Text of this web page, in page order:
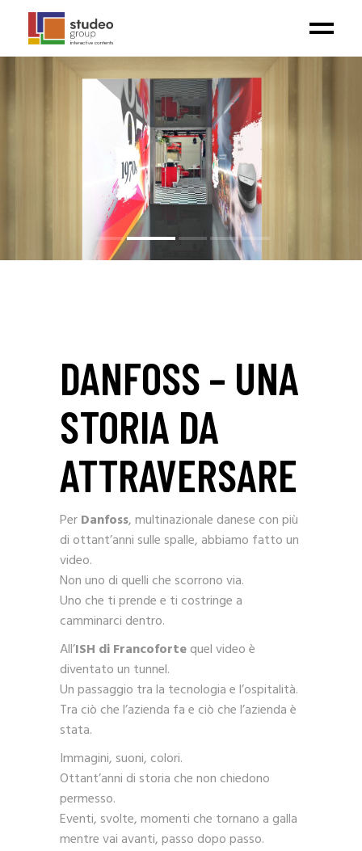
DANFOSS – UNA
STORIA DA
ATTRAVERSARE
PerDanfoss, multinazionale danese con più
di ottant’anni sulle spalle, abbiamo fatto un
video.
Non uno di quelli che scorrono via.
Uno che ti prende e ti costringe a
camminarci dentro.
All’ISH di Francofortequel video è
diventato un tunnel.
Un passaggio tra la tecnologia e l’ospitalità.
Tra ciò che l’azienda fa e ciò che l’azienda è
stata.
Immagini, suoni, colori.
Ottant’anni di storia che non chiedono
permesso.
Eventi, svolte, momenti che tornano a galla
mentre vai avanti, passo dopo passo.